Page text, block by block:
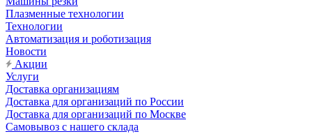
Плазменные технологии
Технологии
Автоматизация и роботизация
Новости
Акции
Услуги
Доставка организациям
Доставка для организаций по России
Доставка для организаций по Москве
Самовывоз с нашего склада